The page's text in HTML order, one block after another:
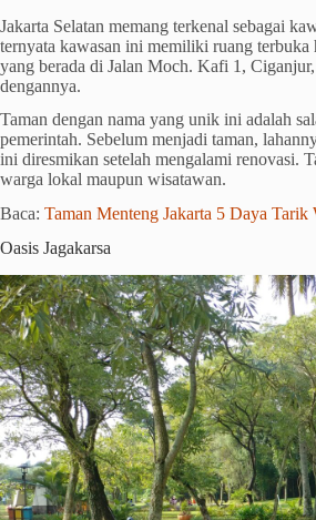
Jakarta Selatan memang terkenal sebagai
ternyata kawasan ini memiliki ruang
yang berada di Jalan Moch. Kafi 1,
dengannya.
Taman dengan nama yang unik ini adalah
pemerintah. Sebelum menjadi taman,
ini diresmikan setelah mengalami renovasi.
warga lokal maupun wisatawan.
Baca: Taman Menteng Jakarta 5 Daya Tarik
Oasis Jagakarsa